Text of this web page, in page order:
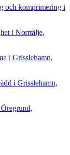
och komprimering i
i Norrtälje,
i Grisslehamn,
i Grisslehamn,